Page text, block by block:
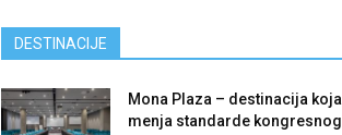
DESTINACIJE
Mona Plaza – destinacija koja
menja standarde kongresnog